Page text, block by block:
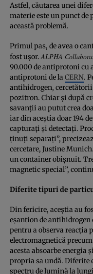
Astfel, căutarea unei
materie este un punct de
această problemă.
Primul pas, de avea o
fost uşor.ALPHA
90.000 de antiprotoni cu
antiprotoni de la CERN.
antihidrogen,
pozitron. Chiar şi după
savanţii au putut crea
iar din aceştia doar 194
capturaţi şi detectaţi.
ţinuţi separaţi”,
cercetare, Justine
un container obişnuit.
magnetic special”,
Diferite tipuri de
Din fericire, aceştia au
eşantion de
pentru a observa reacţia
electromagnetică
acesta absoarbe
propria sa undă. Diferite
spectru de lumină la